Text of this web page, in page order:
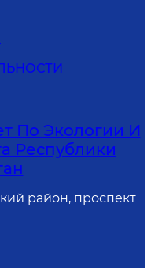
По Экологии И
Республики
район, проспект